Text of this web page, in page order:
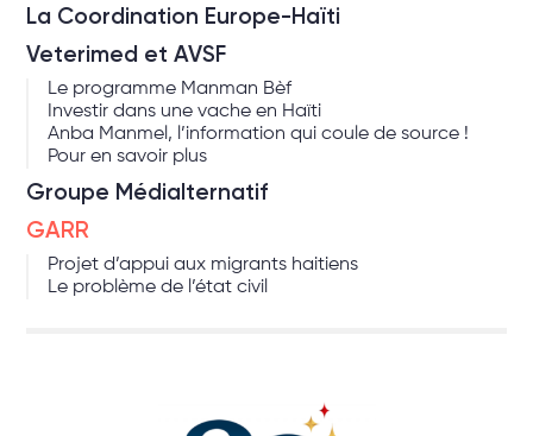
La Coordination Europe-Haïti
Veterimed et AVSF
Le programme Manman Bèf
Investir dans une vache en Haïti
Anba Manmel, l’information qui coule de source !
Pour en savoir plus
Groupe Médialternatif
GARR
Projet d’appui aux migrants haitiens
Le problème de l’état civil